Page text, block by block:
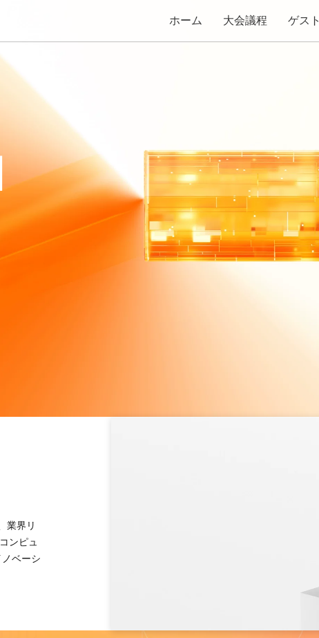
ホーム 大会議程 ゲスト
業界リ
ンピュ
ベーシ